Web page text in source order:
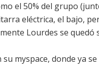
el 50% del grupo
eléctrica, el bajo,
Lourdes se quedó
su myspace, donde ya